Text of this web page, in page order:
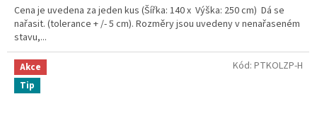
Cena je uvedena za jeden kus (Šířka: 140 x Výška: 250 cm) Dá se
nařasit. (tolerance + /- 5 cm). Rozměry jsou uvedeny v nenařaseném
stavu,...
Akce
Tip
Kód: PTKOLZP-H